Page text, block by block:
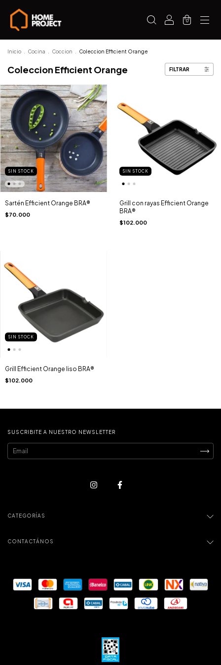
0
Inicio Cocina Coccion Coleccion Efficient Orange
Coleccion Efficient Orange FILTRAR
SIN STOCK
Sartén Efficient Orange BRA®
$70.000
SIN STOCK
Grill con rayas Efficient Orange
BRA®
$102.000
SIN STOCK
Grill Efficient Orange liso BRA®
$102.000
SUSCRIBITE A NUESTRO NEWSLETTER
CATEGORÍAS
CONTACTÁNOS